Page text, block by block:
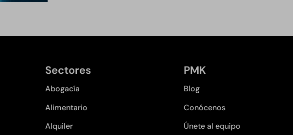
Sectores
Abogacía
Alimentario
Alquiler
PMK
Blog
Conócenos
Únete al equipo